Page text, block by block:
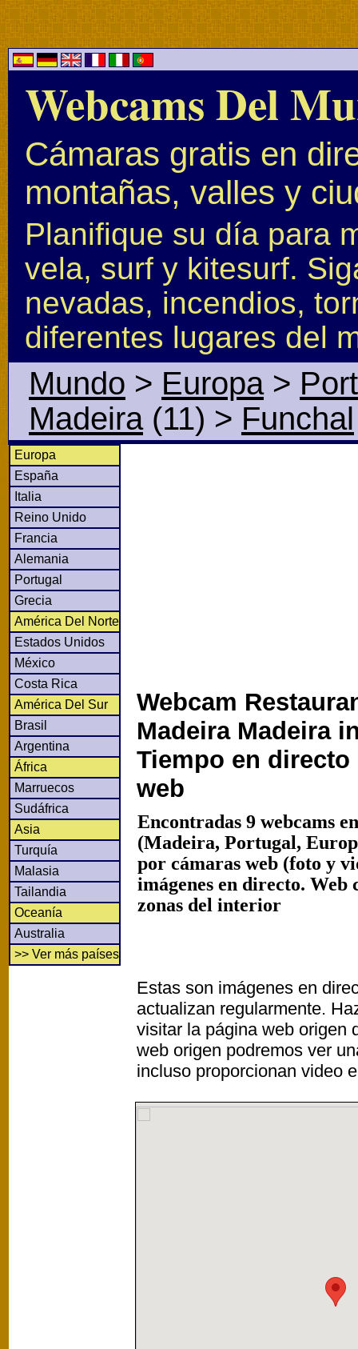
Webcams Del
Cámaras gratis en
montañas, valles y
Planifique su día para
vela, surf y kitesurf.
nevadas, incendios,
diferentes lugares del
Mundo > Europa>
Madeira(11) > Funchal
Europa
España
Italia
Reino Unido
Francia
Alemania
Portugal
Grecia
América Del Norte
Estados Unidos
México
Costa Rica
América Del Sur
Brasil
Argentina
África
Marruecos
Sudáfrica
Asia
Turquía
Malasia
Tailandia
Oceanía
Australia
>> Ver más países
Webcam
Madeira Madeira
Tiempo en directo
web
Encontradas 9 webcams
(Madeira, Portugal,
por cámaras web (foto y
imágenes en directo. Web
zonas del interior
Estas son imágenes en
actualizan regularmente.
visitar la página web origen
web origen podremos ver
incluso proporcionan video